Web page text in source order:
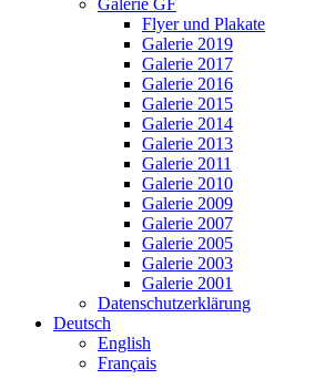
Galerie GF
Flyer und Plakate
Galerie 2019
Galerie 2017
Galerie 2016
Galerie 2015
Galerie 2014
Galerie 2013
Galerie 2011
Galerie 2010
Galerie 2009
Galerie 2007
Galerie 2005
Galerie 2003
Galerie 2001
Datenschutzerklärung
Deutsch
English
Français